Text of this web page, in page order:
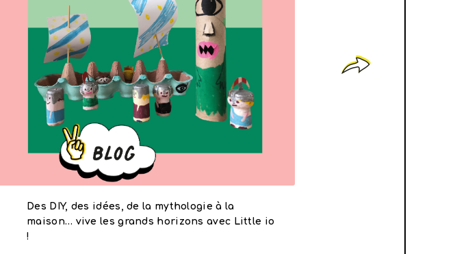
Des DIY, des idées, de la mythologie à la
maison… vive les grands horizons avec Little io
!